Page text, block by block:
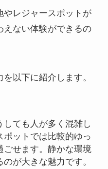
やレジャースポットが
えない体験ができるの
以下に紹介します。
しても人が多く混雑し
ポットでは比較的ゆっ
ごせます。静かな環境
が大きな魅力です。